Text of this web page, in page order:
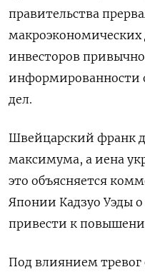
правительства
инвесторов
информированности
дел.
Швейцарский франк
максимума, а иена
это объясняется
Японии Кадзуо Уэды
привести к
Под влиянием тревог